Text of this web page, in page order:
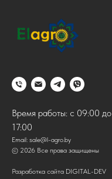
Время работы: с 09:00 до
17:00
Email: sale@l-agro.by
© 2026 Все права защищены
Разработка сайта DIGITAL-DEV